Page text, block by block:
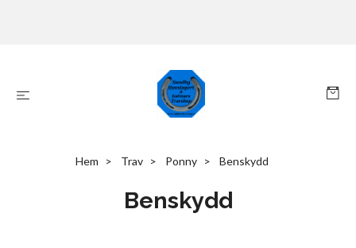
Hem Trav Ponny Benskydd
Benskydd